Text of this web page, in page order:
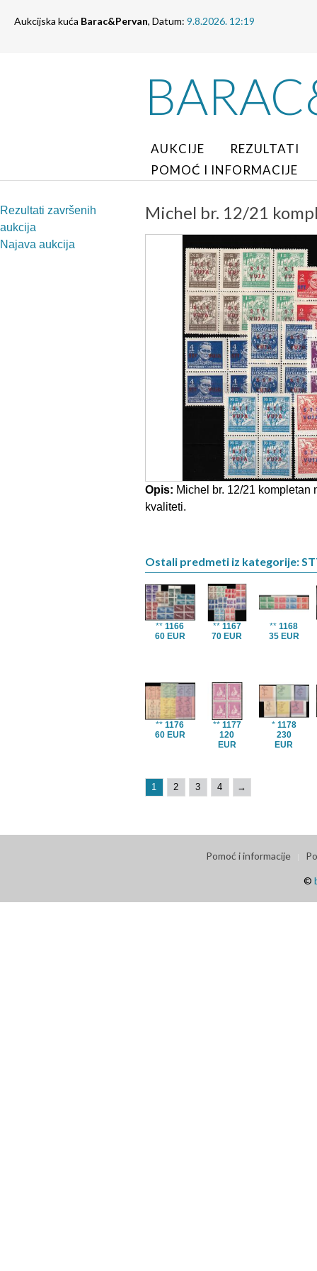
Aukcijska kuća Barac&Pervan, Datum: 9.8.2026. 12:19
AUKCIJE
REZULTATI
POMOĆ I INFORMACIJE
Rezultati završenih
aukcija
Najava aukcija
Michel br. 12/21
Opis: Michel br. 12/21
kvaliteti.
Ostali predmeti iz kategorije:
**1166
60 EUR
** 1167
70 EUR
**1168
35 EUR
**1176
60 EUR
** 1177
120
EUR
* 1178
230
EUR
1 2 3 4 →
Pomoć i informacije
©